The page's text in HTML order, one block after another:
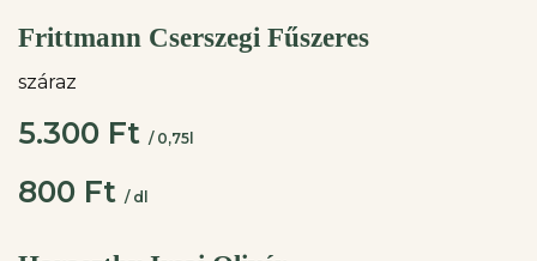
Frittmann Cserszegi Fűszeres
száraz
5.300 Ft / 0,75l
800 Ft / dl